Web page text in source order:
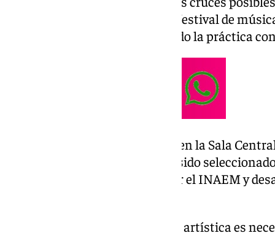
museo, la plaza, el parque o un festival de
espacios donde se ha compartido la práctica
‘Principiantes’ se representará en la Sala
septiembre a las 20 horas y ha sido
circuito artístico promovido por el INAEM y
Para participar en esta práctica artística es